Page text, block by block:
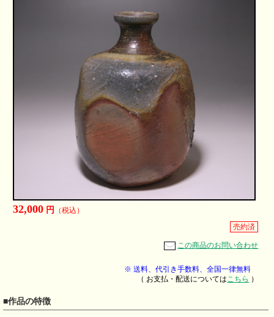
32,000 円
（税込）
売約済
この商品のお問い合わせ
※ 送料、代引き手数料、全国一律無料
（ お支払・配送については こちら ）
■作品の特徴